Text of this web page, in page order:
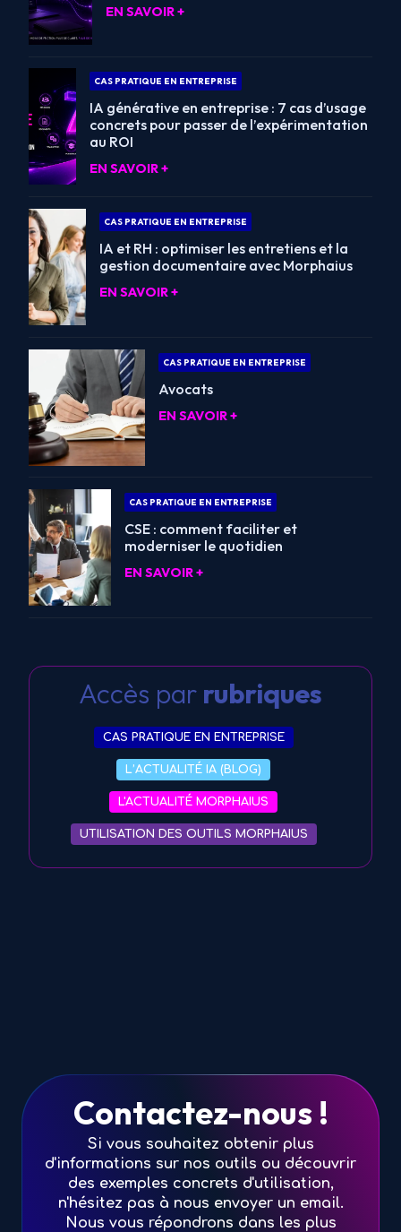
EN SAVOIR +
CAS PRATIQUE EN ENTREPRISE
IA générative en entreprise : 7 cas d’usage
concrets pour passer de l’expérimentation
au ROI
EN SAVOIR +
CAS PRATIQUE EN ENTREPRISE
IA et RH : optimiser les entretiens et la
gestion documentaire avec Morphaius
EN SAVOIR +
CAS PRATIQUE EN ENTREPRISE
Avocats
EN SAVOIR +
CAS PRATIQUE EN ENTREPRISE
CSE : comment faciliter et
moderniser le quotidien
EN SAVOIR +
Accès par rubriques
CAS PRATIQUE EN ENTREPRISE
L’ACTUALITÉ IA (BLOG)
L'ACTUALITÉ MORPHAIUS
UTILISATION DES OUTILS MORPHAIUS
Contactez-nous !
Si vous souhaitez obtenir plus
d'informations sur nos outils ou découvrir
des exemples concrets d'utilisation,
n'hésitez pas à nous envoyer un email.
Nous vous répondrons dans les plus